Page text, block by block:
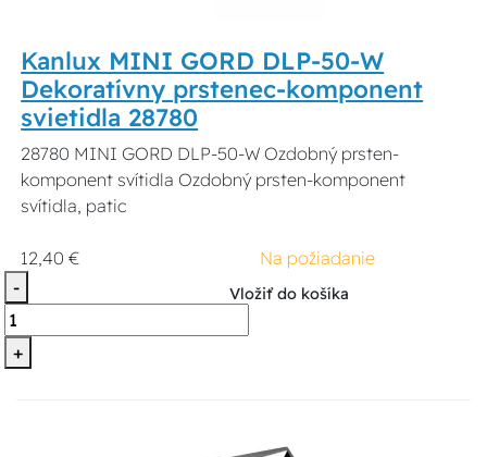
Kanlux MINI GORD DLP-50-W
Dekoratívny prstenec-komponent
svietidla 28780
28780 MINI GORD DLP-50-W Ozdobný prsten-
komponent svítidla Ozdobný prsten-komponent
svítidla, patic
12,40 €
Na požiadanie
-
+
Vložiť do košíka